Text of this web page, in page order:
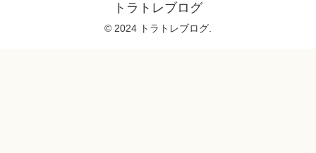
トラトレブログ
© 2024 トラトレブログ.